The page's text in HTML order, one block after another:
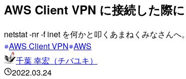
AWS Client VPN に接続した際
netstat -nr -f inet を何かと叩くあまねくみなさんへ。
AWS Client VPN AWS
千葉 幸宏（チバユキ）
2022.03.24